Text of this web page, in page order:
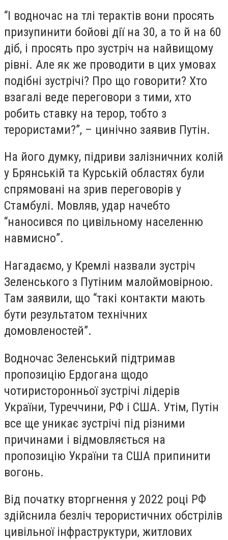
“І водночас на тлі терактів вони просять
призупинити бойові дії на 30, а то й на 60
діб, і просять про зустріч на найвищому
рівні. Але як же проводити в цих умовах
подібні зустрічі? Про що говорити? Хто
взагалі веде переговори з тими, хто
робить ставку на терор, тобто з
терористами?”, – цинічно заявив Путін.
На його думку, підриви залізничних колій
у Брянській та Курській областях були
спрямовані на зрив переговорів у
Стамбулі. Мовляв, удар начебто
“наносився по цивільному населенню
навмисно”.
Нагадаємо, у Кремлі назвали зустріч
Зеленського з Путіним малоймовірною.
Там заявили, що “такі контакти мають
бути результатом технічних
домовленостей”.
Водночас Зеленський підтримав
пропозицію Ердогана щодо
чотиристоронньої зустрічі лідерів
України, Туреччини, РФ і США. Утім, Путін
все ще уникає зустрічі під різними
причинами і відмовляється на
пропозицію України та США припинити
вогонь.
Від початку вторгнення у 2022 році РФ
здійснила безліч терористичних обстрілів
цивільної інфраструктури, житлових